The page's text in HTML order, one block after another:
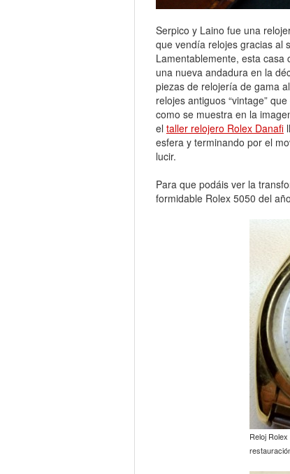
Serpico y Laino fue una
que vendía relojes gracias al
Lamentablemente, esta
una nueva andadura en la
piezas de relojería de gama
relojes antiguos “vintage”
como se muestra en la
el taller relojero Rolex Danafi
esfera y terminando por el
lucir.
Para que podáis ver la
formidable Rolex 5050 del
Reloj